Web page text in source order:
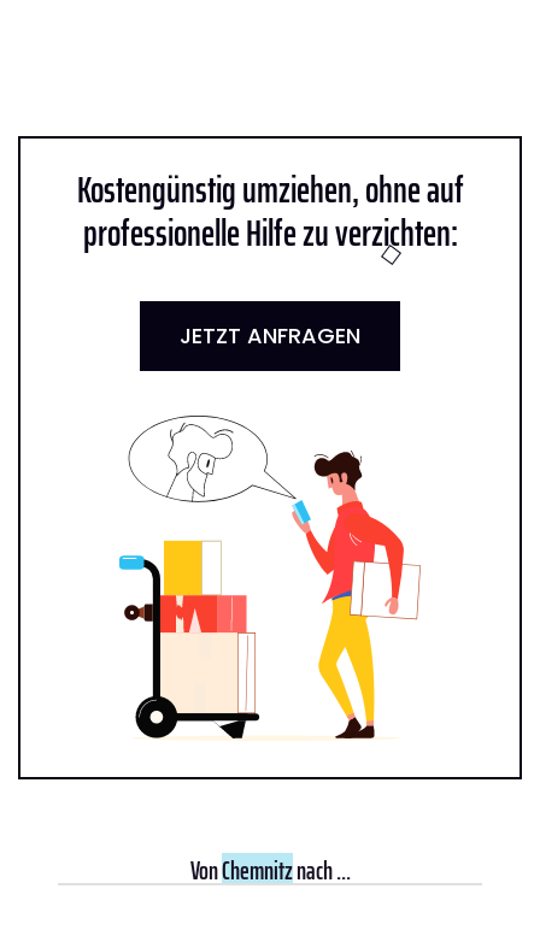
Kostengünstig umziehen, ohne auf
professionelle Hilfe zu verzichten:
JETZT ANFRAGEN
VonChemnitznach ...